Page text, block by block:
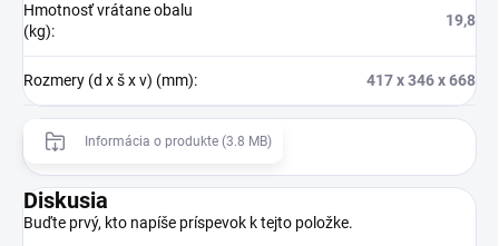
Hmotnosť vrátane obalu
(kg):
19,8
Rozmery (d x š x v) (mm): 417 x 346 x 668
Informácia o produkte (3.8 MB)
Diskusia
Buďte prvý, kto napíše príspevok k tejto položke.